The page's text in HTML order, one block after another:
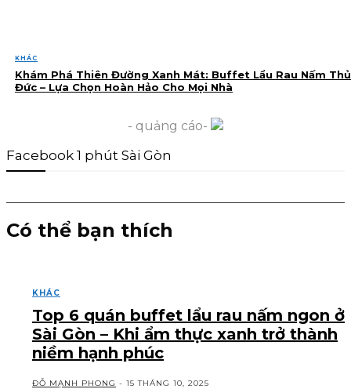
KHÁC
Khám Phá Thiên Đường Xanh Mát: Buffet Lẩu Rau Nấm Thủ
Đức – Lựa Chọn Hoàn Hảo Cho Mọi Nhà
- quảng cáo-
Facebook 1 phút Sài Gòn
Có thể bạn thích
KHÁC
Top 6 quán buffet lẩu rau nấm ngon ở
Sài Gòn – Khi ẩm thực xanh trở thành
niềm hạnh phúc
ĐỖ MẠNH PHONG - 15 THÁNG 10, 2025